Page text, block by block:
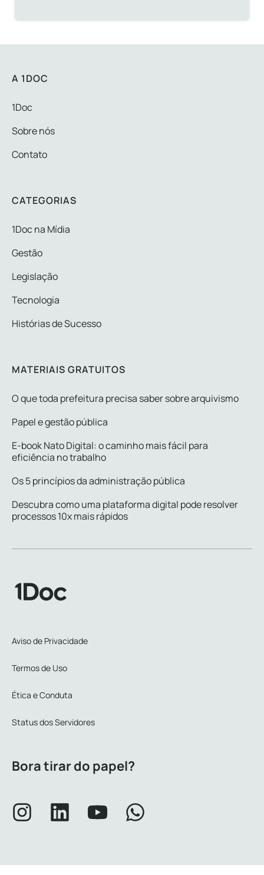
A 1DOC
1Doc
Sobre nós
Contato
CATEGORIAS
1Doc na Mídia
Gestão
Legislação
Tecnologia
Histórias de Sucesso
MATERIAIS GRATUITOS
O que toda prefeitura precisa saber sobre arquivismo
Papel e gestão pública
E-book Nato Digital: o caminho mais fácil para
eficiência no trabalho
Os 5 princípios da administração pública
Descubra como uma plataforma digital pode resolver
processos 10x mais rápidos
Aviso de Privacidade
Termos de Uso
Ética e Conduta
Status dos Servidores
Bora tirar do papel?